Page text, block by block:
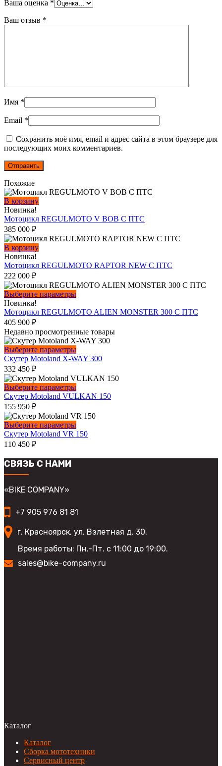
Ваша оценка *
Ваш отзыв *
Имя *
Email *
Сохранить моё имя, email и адрес сайта в этом браузере для
последующих моих комментариев.
Похожие
В корзину
Новинка!
Мотоцикл REGULMOTO V BOB С ПТС
385 000 ₽
В корзину
Новинка!
Мотоцикл REGULMOTO RAPTOR NEW С ПТС
222 000 ₽
Выберите параметрыЭтот
имеет
вариаций.
Опции
можно
выбрать
на
странице
товара.
Новинка!
Мотоцикл REGULMOTO ALIEN MONSTER 300 С ПТС
405 900 ₽
Недавно просмотренные товары
Выберите параметрыЭтот
товар
несколько
вариаций.
Опции
можно
выбрать
на
странице
товара.
Скутер Motoland X-WAY 300
332 450 ₽
Выберите параметрыЭтот
товар
несколько
вариаций.
Опции
можно
на
Скутер Motoland VULKAN 150
155 950 ₽
Выберите параметрыЭтот
товар
вариаций.
товара.
Скутер Motoland VR 150
110 450 ₽
СВЯЗЬ С НАМИ
«BIKE COMPANY»
+7 905 976 81 81
г. Красноярск, ул. Взлетная д. 30,
Время работы: Пн.-Пт. с 11:00 до 19:00.
sales@bike-company.ru
Каталог
Каталог
Сборка мототехники
Сервисный центр